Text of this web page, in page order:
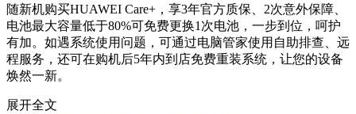
随新机购买HUAWEI Care+，享3年官方质保、2次意外保障、
电池最大容量低于80%可免费更换1次电池，一步到位，呵护
有加。如遇系统使用问题，可通过电脑管家使用自助排查、远
程服务，还可在购机后5年内到店免费重装系统，让您的设备
焕然一新。
展开全文